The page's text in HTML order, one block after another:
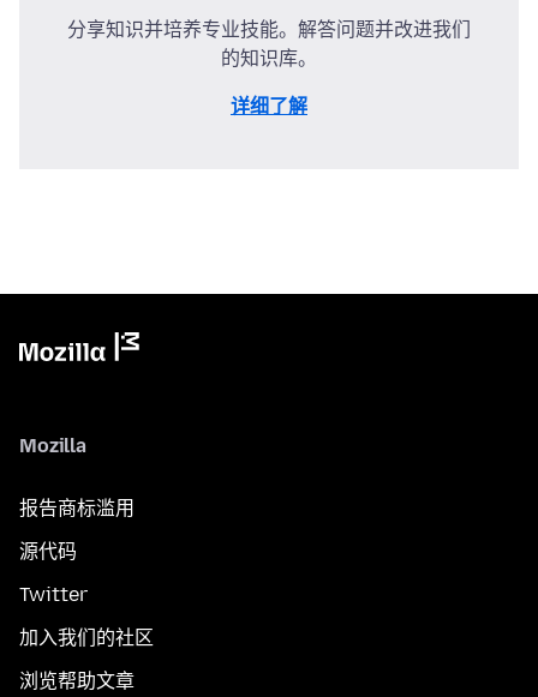
分享知识并培养专业技能。解答问题并改进我们
的知识库。
详细了解
Mozilla
报告商标滥用
源代码
Twitter
加入我们的社区
浏览帮助文章